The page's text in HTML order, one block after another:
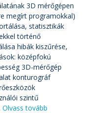
3D mérőgépen
megírt programokkal)
statisztikák
történő
hibák kiszűrése,
középfokú
3D-mérőgép
konturográf
szintű
Olvass tovább